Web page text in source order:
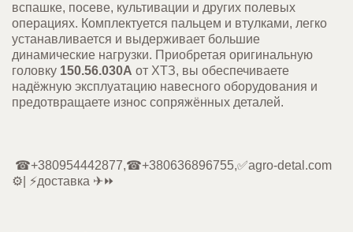
вспашке, посеве, культивации и других полевых
операциях. Комплектуется пальцем и втулками, легко
устанавливается и выдерживает большие
динамические нагрузки. Приобретая оригинальную
головку 150.56.030А от ХТЗ, вы обеспечиваете
надёжную эксплуатацию навесного оборудования и
предотвращаете износ сопряжённых деталей.
☎+380954442877,☎+380636896755,✅agro-detal.com
⚙️| ⚡доставка ✈⏩